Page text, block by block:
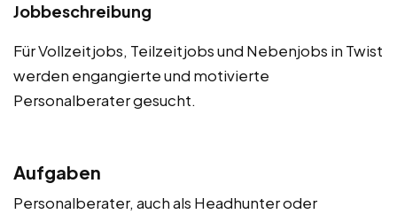
Jobbeschreibung
Für Vollzeitjobs, Teilzeitjobs und Nebenjobs in Twist
werden engangierte und motivierte
Personalberater gesucht.
Aufgaben
Personalberater, auch als Headhunter oder